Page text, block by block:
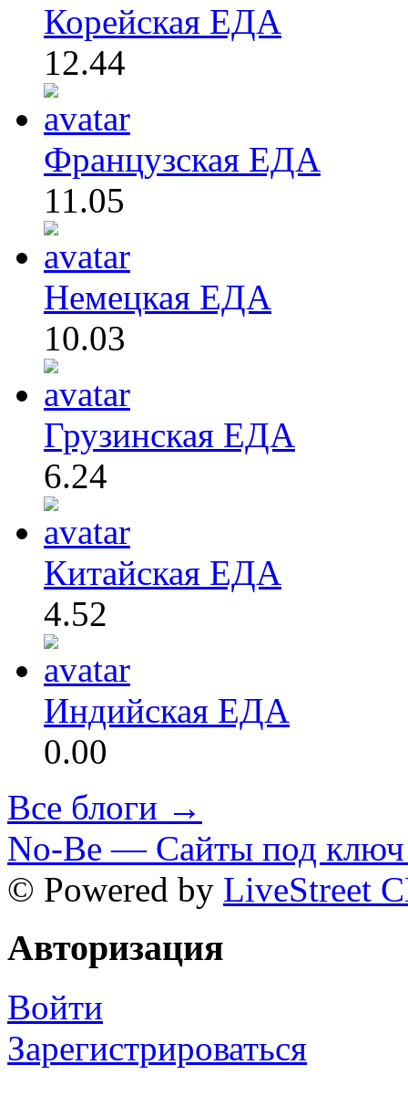
Корейская ЕДА
12.44
Французская ЕДА
11.05
Немецкая ЕДА
10.03
Грузинская ЕДА
6.24
Китайская ЕДА
4.52
Индийская ЕДА
0.00
Все блоги →
No-Be — Сайты под ключ
© Powered by LiveStreet
Авторизация
Войти
Зарегистрироваться